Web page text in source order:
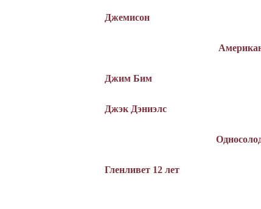
Джемисон
Джим Бим
Джэк Дэниэлс
Гленливет 12 лет